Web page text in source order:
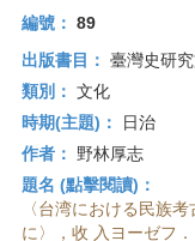
編號： 89
出版書目： 臺灣史研
類別： 文化
時期(主題)：
日治
作者：
野林厚志
題名 (點擊閱讀)：
〈台湾における民族
に〉，收 入ヨーゼフ